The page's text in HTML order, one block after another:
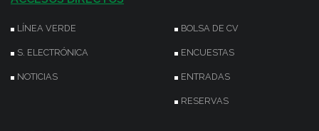
LÍNEA VERDE
S. ELECTRÓNICA
NOTICIAS
BOLSA DE CV
ENCUESTAS
ENTRADAS
RESERVAS